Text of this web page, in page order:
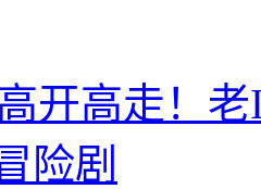
高开高走！
险剧